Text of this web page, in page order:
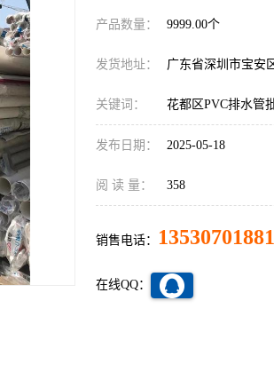
产品数量： 9999.00个
发货地址： 广东省深圳市宝安
关键词： 花都区PVC排水管
发布日期： 2025-05-18
阅 读 量： 358
销售电话： 13530701881
在线QQ：